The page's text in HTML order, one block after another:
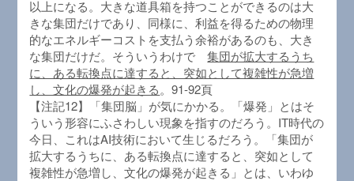
以上になる。大きな道具箱を持つことができるのは大
きな集団だけであり、同様に、利益を得るための物理
的なエネルギーコストを支払う余裕があるのも、大き
な集団だけだ。そういうわけで集団が拡大するうち
に、ある転換点に達すると、突如として複雑性が急増
し、文化の爆発が起きる。91-92頁
【注記12】「集団脳」が気にかかる。「爆発」とはそ
ういう形容にふさわしい現象を指すのだろう。IT時代の
今日、これはAI技術において生じるだろう。「集団が
拡大するうちに、ある転換点に達すると、突如として
複雑性が急増し、文化の爆発が起きる」とは、いわゆ